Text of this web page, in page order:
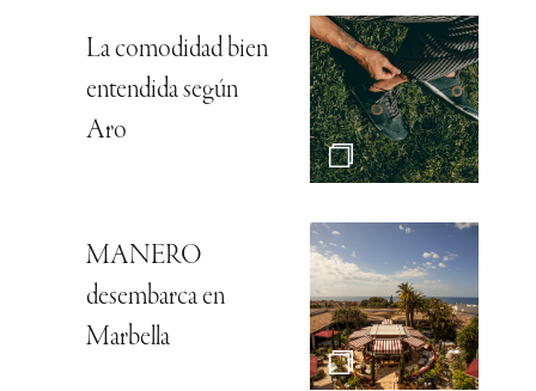
La comodidad bien
entendida según
Aro
MANERO
desembarca en
Marbella